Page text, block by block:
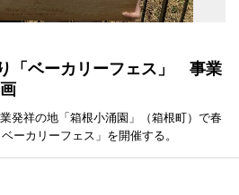
「ベーカリーフェス」 事業
発祥の地「箱根小涌園」（箱根町）で春
ーカリーフェス」を開催する。